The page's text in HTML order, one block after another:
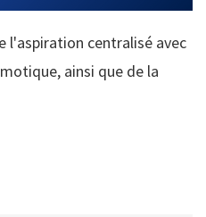
l'aspiration centralisé avec
ainsi que de la